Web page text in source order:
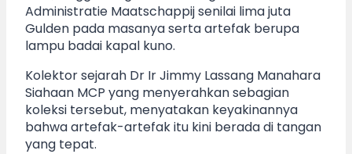
Administratie Maatschappij senilai lima juta
Gulden pada masanya serta artefak berupa
lampu badai kapal kuno.
Kolektor sejarah Dr Ir Jimmy Lassang Manahara
Siahaan MCP yang menyerahkan sebagian
koleksi tersebut, menyatakan keyakinannya
bahwa artefak-artefak itu kini berada di tangan
yang tepat.